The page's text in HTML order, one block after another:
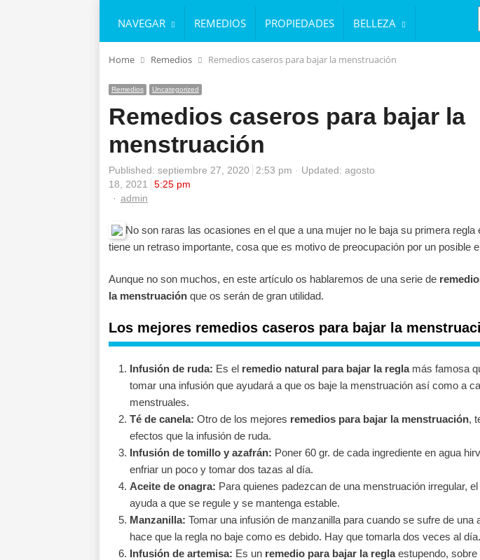
NAVEGAR REMEDIOS PROPIEDADES BELLEZA
Home Remedios Remedios caseros para bajar la menstruación
Remedios Uncategorized
Remedios caseros para bajar la
menstruación
Published: septiembre 27, 2020 2:53 pm
Updated: agosto
18, 2021
5:25 pm
Author
admin
No son raras las ocasiones en el que a una mujer no le baja su primera regla
tiene un retraso importante, cosa que es motivo de preocupación por un posible
Aunque no son muchos, en este artículo os hablaremos de una serie de
la menstruaciónque os serán de gran utilidad.
Los mejores remedios caseros para bajar la
Infusión de ruda: Es el remedio natural para bajar la reglamás famosa
tomar una infusión que ayudará a que os baje la menstruación así como a
menstruales.
Té de canela: Otro de los mejores remedios para bajar la menstruación,
efectos que la infusión de ruda.
Infusión de tomillo y azafrán: Poner 60 gr. de cada ingrediente en agua
enfriar un poco y tomar dos tazas al día.
Aceite de onagra: Para quienes padezcan de una menstruación irregular,
ayuda a que se regule y se mantenga estable.
Manzanilla: Tomar una infusión de manzanilla para cuando se sufre de una
hace que la regla no baje como es debido. Hay que tomarla dos veces al día.
Infusión de artemisa: Es un remedio para bajar la reglaestupendo, sobre